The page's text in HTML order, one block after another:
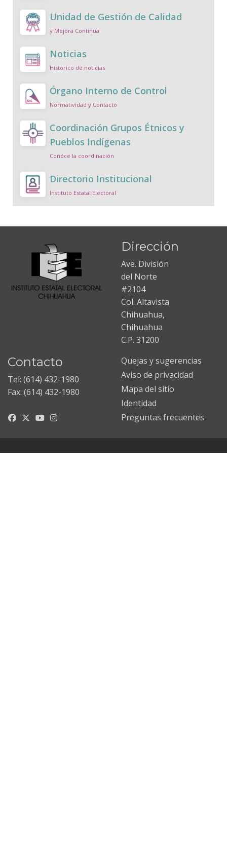
Unidad de Gestión de Calidad
y Mejora Continua
Noticias
Historico de noticias
Órgano Interno de Control
Normatividad y Contacto
Coordinación Grupos Étnicos y
Pueblos Indígenas
Conóce la coordinación
Directorio Institucional
Instituto Estatal Electoral
Dirección
Ave. División
del Norte
#2104
Col. Altavista
Chihuahua,
Chihuahua
C.P. 31200
Contacto
Tel: (614) 432-1980
Fax: (614) 432-1980
Quejas y sugerencias
Aviso de privacidad
Mapa del sitio
Identidad
Preguntas frecuentes